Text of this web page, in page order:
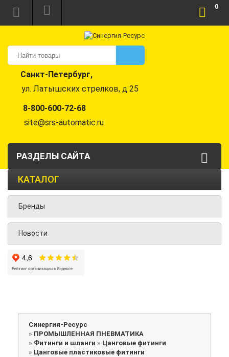
Санкт-Петербург,
ул. Латышских стрелков, д 25
8-800-600-72-68
site@srs-automatic.ru
0
РАЗДЕЛЫ САЙТА
КАТАЛОГ
Бренды
Новости
Синергия-Ресурс
» ПРОМЫШЛЕННАЯ ПНЕВМАТИКА
» Фитинги и шланги » Цанговые фитинги
» Цанговые пластиковые фитинги